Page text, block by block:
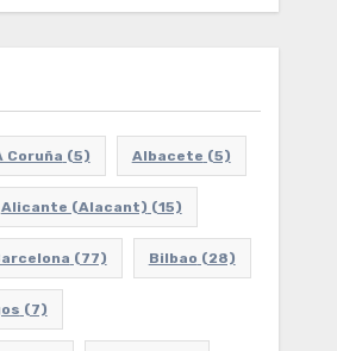
Coruña (5) Albacete (5)
Alicante (Alacant) (15)
(77) Bilbao (28)
(7)